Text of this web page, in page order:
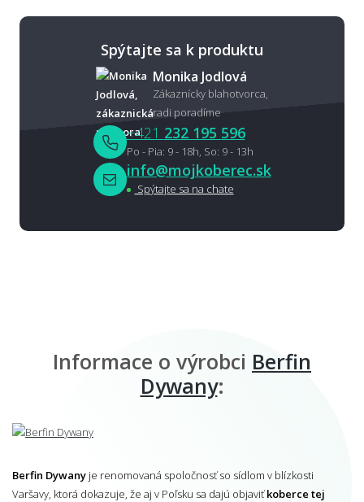
Spýtajte sa k produktu
Monika Jodlová
Zákaznícky blahotvorca,
radi poradíme
+421 232 195 596
Po - Pia: 9 - 18h, So: 9 - 13h
info@mojkoberec.sk
Spýtajte sa na chate
Informace o výrobci Berfin
Dywany:
Berfin Dywany je renomovaná spoločnosť so sídlom v blízkosti
Varšavy, ktorá dokazuje, že aj v Poľsku sa dajú objaviťkoberce tej